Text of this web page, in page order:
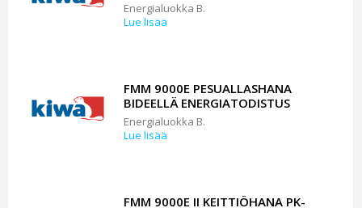
Energialuokka B.
Lue lisää
FMM 9000E PESUALLASHANA
BIDEELLÄ ENERGIATODISTUS
Energialuokka B.
Lue lisää
FMM 9000E II KEITTIÖHANA PK-